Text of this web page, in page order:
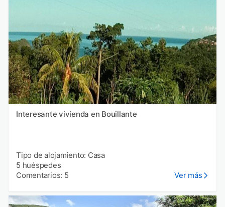
Interesante vivienda en Bouillante
Tipo de alojamiento: Casa
5 huéspedes
Comentarios: 5
Ver más